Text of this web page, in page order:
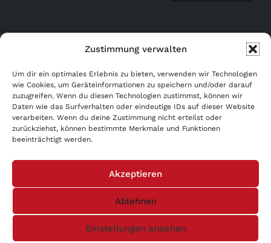
Zustimmung verwalten
Um dir ein optimales Erlebnis zu bieten, verwenden wir Technologien
wie Cookies, um Geräteinformationen zu speichern und/oder darauf
zuzugreifen. Wenn du diesen Technologien zustimmst, können wir
Daten wie das Surfverhalten oder eindeutige IDs auf dieser Website
verarbeiten. Wenn du deine Zustimmung nicht erteilst oder
zurückziehst, können bestimmte Merkmale und Funktionen
beeinträchtigt werden.
Akzeptieren
Ablehnen
Einstellungen ansehen
WERBUNG AB 0,- €!
AGB
Impressum